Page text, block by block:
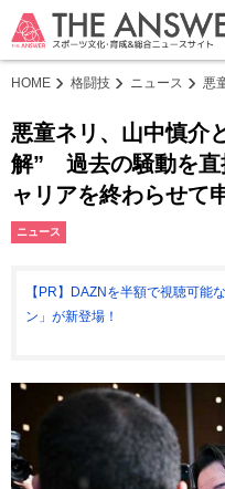
HOME 格闘技 ニュース 悪
悪童ネリ、山中慎介
解” 過去の騒動を直
ャリアを終わらせて
ニュース
【PR】DAZNを半額で視聴可能
ン」が新登場！